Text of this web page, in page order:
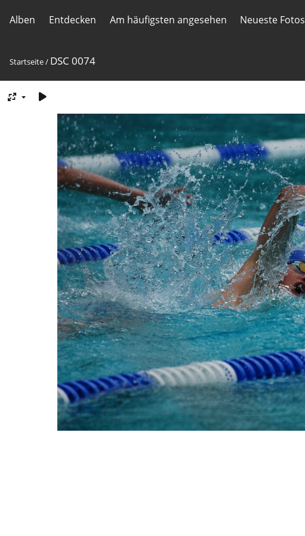
Alben Entdecken Am häufigsten angesehen Neueste Fotos
Startseite/ DSC 0074